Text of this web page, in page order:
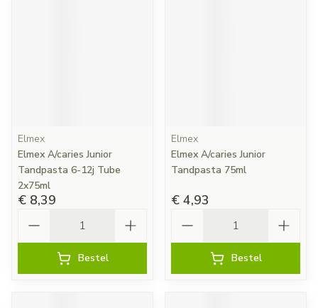
Elmex
Elmex A/caries Junior
Tandpasta 6-12j Tube
2x75ml
€ 8,39
Bestel
Elmex
Elmex A/caries Junior
Tandpasta 75ml
€ 4,93
Bestel